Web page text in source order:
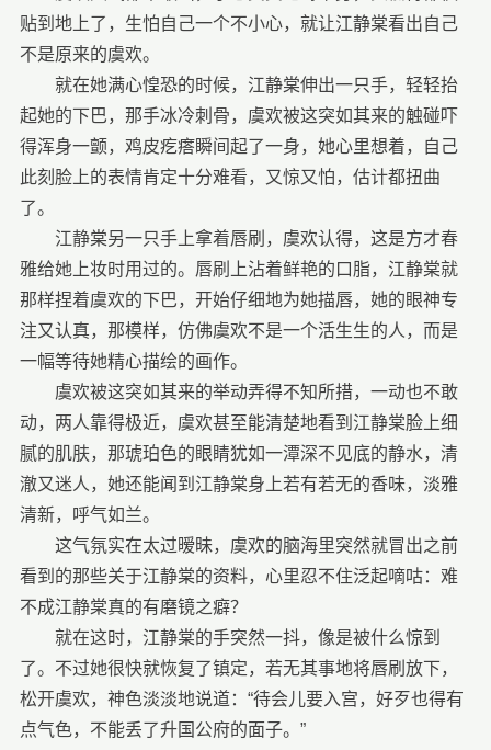
贴到地上了，生怕自己一个不小心，就让江静棠看出自己
不是原来的虞欢。
就在她满心惶恐的时候，江静棠伸出一只手，轻轻抬
起她的下巴，那手冰冷刺骨，虞欢被这突如其来的触碰吓
得浑身一颤，鸡皮疙瘩瞬间起了一身，她心里想着，自己
此刻脸上的表情肯定十分难看，又惊又怕，估计都扭曲
了。
江静棠另一只手上拿着唇刷，虞欢认得，这是方才春
雅给她上妆时用过的。唇刷上沾着鲜艳的口脂，江静棠就
那样捏着虞欢的下巴，开始仔细地为她描唇，她的眼神专
注又认真，那模样，仿佛虞欢不是一个活生生的人，而是
一幅等待她精心描绘的画作。
虞欢被这突如其来的举动弄得不知所措，一动也不敢
动，两人靠得极近，虞欢甚至能清楚地看到江静棠脸上细
腻的肌肤，那琥珀色的眼睛犹如一潭深不见底的静水，清
澈又迷人，她还能闻到江静棠身上若有若无的香味，淡雅
清新，呼气如兰。
这气氛实在太过暧昧，虞欢的脑海里突然就冒出之前
看到的那些关于江静棠的资料，心里忍不住泛起嘀咕：难
不成江静棠真的有磨镜之癖？
就在这时，江静棠的手突然一抖，像是被什么惊到
了。不过她很快就恢复了镇定，若无其事地将唇刷放下，
松开虞欢，神色淡淡地说道：“待会儿要入宫，好歹也得有
点气色，不能丢了升国公府的面子。”